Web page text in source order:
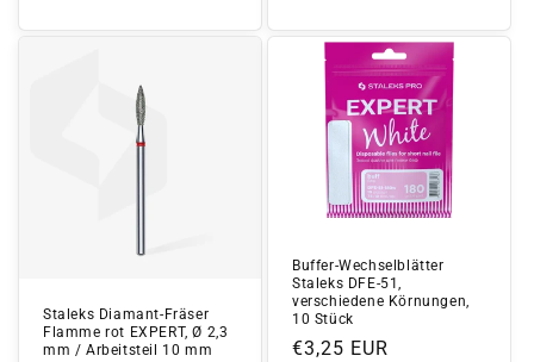
Staleks Diamant-Fräser
Flamme rot EXPERT, Ø 2,3
mm / Arbeitsteil 10 mm
Buffer-Wechselblätter
Staleks DFE-51,
verschiedene Körnungen,
10 Stück
Normaler
€3,25 EUR